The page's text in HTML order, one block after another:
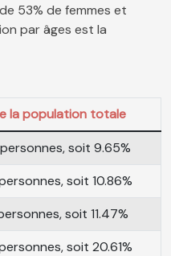
53% de femmes et
par âges est la
la population totale
soit 9.65%
soit 10.86%
soit 11.47%
soit 20.61%